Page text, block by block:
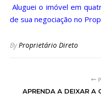
 Aluguei o imóvel em
de sua negociação no
ByProprietário Direto
APRENDA A DEIXAR A